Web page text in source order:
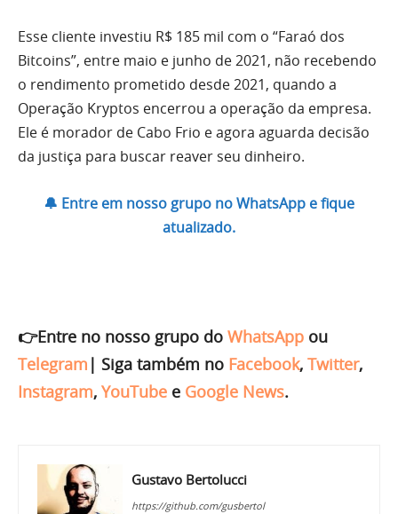
Esse cliente investiu R$ 185 mil com o “Faraó dos
Bitcoins”, entre maio e junho de 2021, não recebendo
o rendimento prometido desde 2021, quando a
Operação Kryptos encerrou a operação da empresa.
Ele é morador de Cabo Frio e agora aguarda decisão
da justiça para buscar reaver seu dinheiro.
🔔 Entre em nosso grupo no WhatsApp e fique
atualizado.
👉Entre no nosso grupo do WhatsApp ou
Telegram | Siga também no Facebook, Twitter,
Instagram, YouTube e Google News.
Gustavo Bertolucci
https://github.com/gusbertol